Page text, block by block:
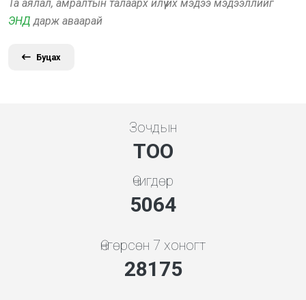
Та аялал, амралтын талаарх илүү их мэдээ мэдээллийг
ЭНД дарж аваарай
Буцах
Зочдын
ТОО
Өчигдөр
5648
Өнгөрсөн 7 хоногт
31426